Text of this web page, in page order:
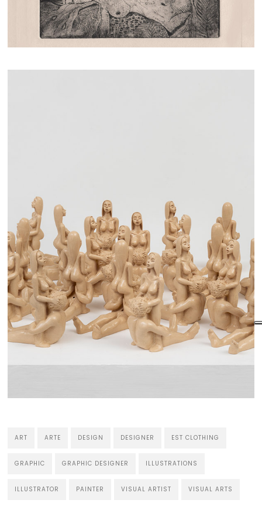
ART ARTE DESIGN DESIGNER EST CLOTHING
GRAPHIC GRAPHIC DESIGNER ILLUSTRATIONS
ILLUSTRATOR PAINTER VISUAL ARTIST VISUAL ARTS